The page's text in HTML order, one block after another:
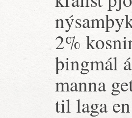
2%
þingmál
manna
til laga